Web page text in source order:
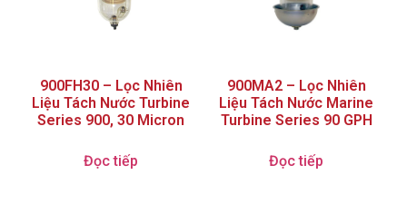
900FH30 – Lọc Nhiên
Liệu Tách Nước Turbine
Series 900, 30 Micron
Đọc tiếp
900MA2 – Lọc Nhiên
Liệu Tách Nước Marine
Turbine Series 90 GPH
Đọc tiếp